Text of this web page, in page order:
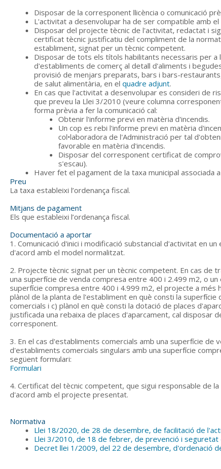
Disposar de la corresponent llicència o comunicació
L'activitat a desenvolupar ha de ser compatible amb
Disposar del projecte tècnic de l'activitat, redactat i
certificat tècnic justificatiu del compliment de la
establiment, signat per un tècnic competent.
Disposar de tots els títols habilitants necessaris per a
d'establiments de comerç al detall d'aliments i
provisió de menjars preparats, bars i bars-
de salut alimentària, en el quadre adjunt.
En cas que l'activitat a desenvolupar es consideri de
que preveu la Llei 3/2010 (veure columna
forma prèvia a fer la comunicació cal:
Obtenir l'informe previ en matèria d'incendis.
Un cop es rebi l'informe previ en matèria
col•laboradora de l'Administració per tal
favorable en matèria d'incendis.
Disposar del corresponent certificat de
s'escau).
Haver fet el pagament de la taxa municipal associada
Preu
La taxa estableixi l’ordenança fiscal.
Mitjans de pagament
Els que estableixi l’ordenança fiscal.
Documentació a aportar
1. Comunicació d'inici i modificació substancial d'activitat en
d'acord amb el model normalitzat.
2. Projecte tècnic signat per un tècnic competent. En cas de
una superfície de venda compresa entre 400 i 2.499 m2, o
superfície compresa entre 400 i 4.999 m2, el projecte a més
plànol de la planta de l'establiment en què consti la
comercials i c) plànol en què consti la dotació de places
justificada una rebaixa de places d'aparcament, cal disposar
corresponent.
3. En el cas d'establiments comercials amb una superfície
d'establiments comercials singulars amb una superfície
següent formulari:
Formulari
4. Certificat del tècnic competent, que sigui responsable de
d'acord amb el projecte presentat.
Normativa
Llei 18/2020, de 28 de desembre, de facilitació de
Llei 3/2010, de 18 de febrer, de prevenció i seguretat
Decret llei 1/2009, del 22 de desembre, d'ordenació